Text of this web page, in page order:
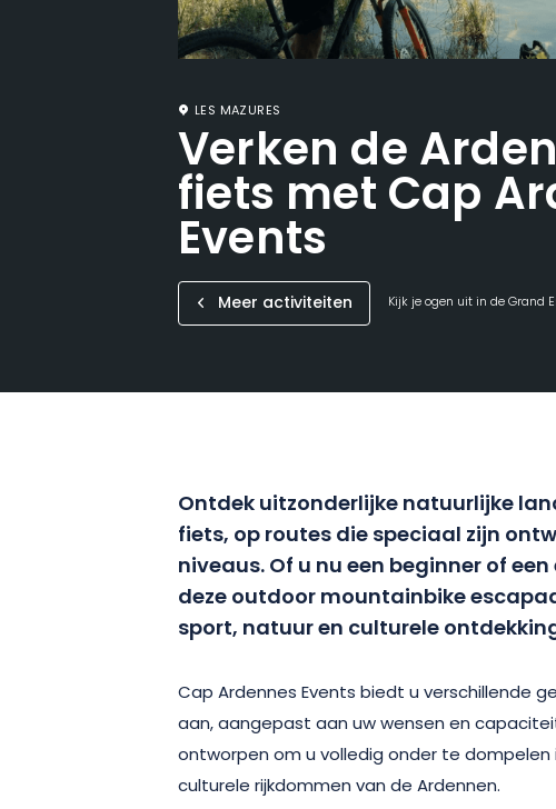
LES MAZURES
Verken de
fiets met Cap
Events
Meer activiteiten Kijk je ogen uit in de Grand
Ontdek uitzonderlijke natuurlijke
fiets, op routes die speciaal zijn
niveaus. Of u nu een beginner of
deze outdoor mountainbike
sport, natuur en culturele
Cap Ardennes Events biedt u verschillende
aan, aangepast aan uw wensen en
ontworpen om u volledig onder te dompelen
culturele rijkdommen van de Ardennen.